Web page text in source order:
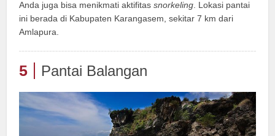
Anda juga bisa menikmati aktifitassnorkeling. Lokasi pantai
ini berada di Kabupaten Karangasem, sekitar 7 km dari
Amlapura.
5 Pantai Balangan